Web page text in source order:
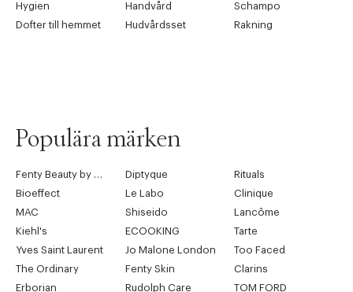
Hygien
Handvård
Schampo
Dofter till hemmet
Hudvårdsset Rakning
Populära märken
Fenty Beauty by Rihanna Diptyque
Rituals
Bioeffect
Le Labo
Clinique
MAC
Shiseido
Lancôme
Kiehl's
ECOOKING
Tarte
Yves Saint Laurent
Jo Malone London
Too Faced
The Ordinary
Fenty Skin
Clarins
Erborian
Rudolph Care
TOM FORD